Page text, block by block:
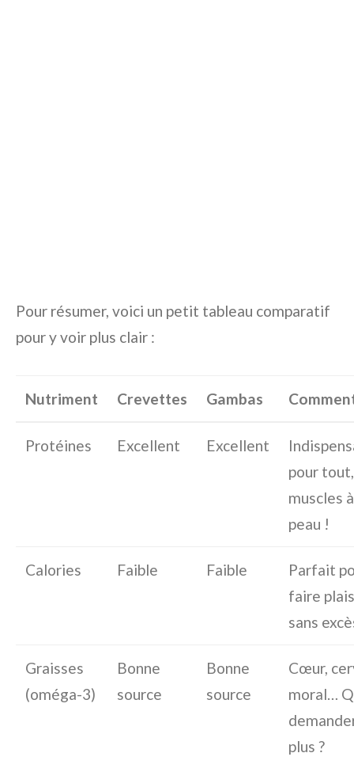
Pour résumer, voici un petit tableau comparatif
pour y voir plus clair :
Nutriment Crevettes Gambas
Protéines Excellent Excellent
pour
muscles
peau !
Calories Faible Faible
Parfait
faire
sans
Graisses
(oméga-3)
Bonne
source
Bonne
source
Cœur,
moral…
plus ?